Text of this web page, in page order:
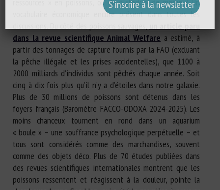
vocabulaire économique encore présent dans toutes les
dans la revue scientifique Animal Welfare a estimé, à
partir des tonnages de capture fournis par la FAO (excluant
la pêche illégale et les prises accidentelles), que 1100 à
2000 milliards d’individus sont pêchés chaque année. Soit
cinq à dix fois plus qu’il n’y a d’étoiles dans notre galaxie.
Plus de 30 millions de poissons sont détenus dans les
foyers français (Baromètre FACCO-ODOXA 2024-2025). Les
moins chanceux tournent en rond dans un aquarium
« boule » – une souffrance psychologique perpétuelle – et
tous sont considérés comme des marchandises, souvent
comme des objets déco. Plus de 70 études publiées dans
des revues scientifiques internationales montrent que les
poissons ressentent et réagissent à la douleur, pointe la